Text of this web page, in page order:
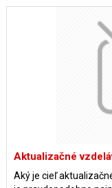
Aktualizačné
Aký je cieľ